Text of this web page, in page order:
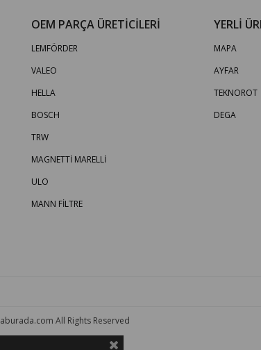
OEM PARÇA ÜRETİCİLERİ
LEMFÖRDER
VALEO
HELLA
BOSCH
TRW
MAGNETTİ MARELLİ
ULO
MANN FİLTRE
YERLİ
MAPA
AYFAR
TEKNOROT
DEGA
All Rights Reserved